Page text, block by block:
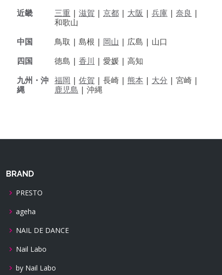
近畿
三重 | 滋賀 | 京都 | 大阪 | 兵庫 | 奈良 |
和歌山
中国
鳥取 | 島根 | 岡山 | 広島 | 山口
四国
徳島 | 香川 | 愛媛 | 高知
九州・沖
縄
福岡 | 佐賀 | 長崎 | 熊本 | 大分 | 宮崎 |
鹿児島 | 沖縄
BRAND
PRESTO
ageha
NAIL DE DANCE
Nail Labo
by Nail Labo